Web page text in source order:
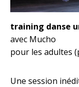
training danse
avec Mucho
pour les adultes
Une session